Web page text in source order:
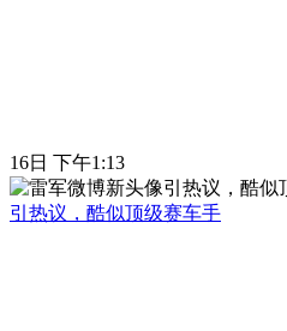
16日 下午1:13
引热议，酷似顶级赛车手